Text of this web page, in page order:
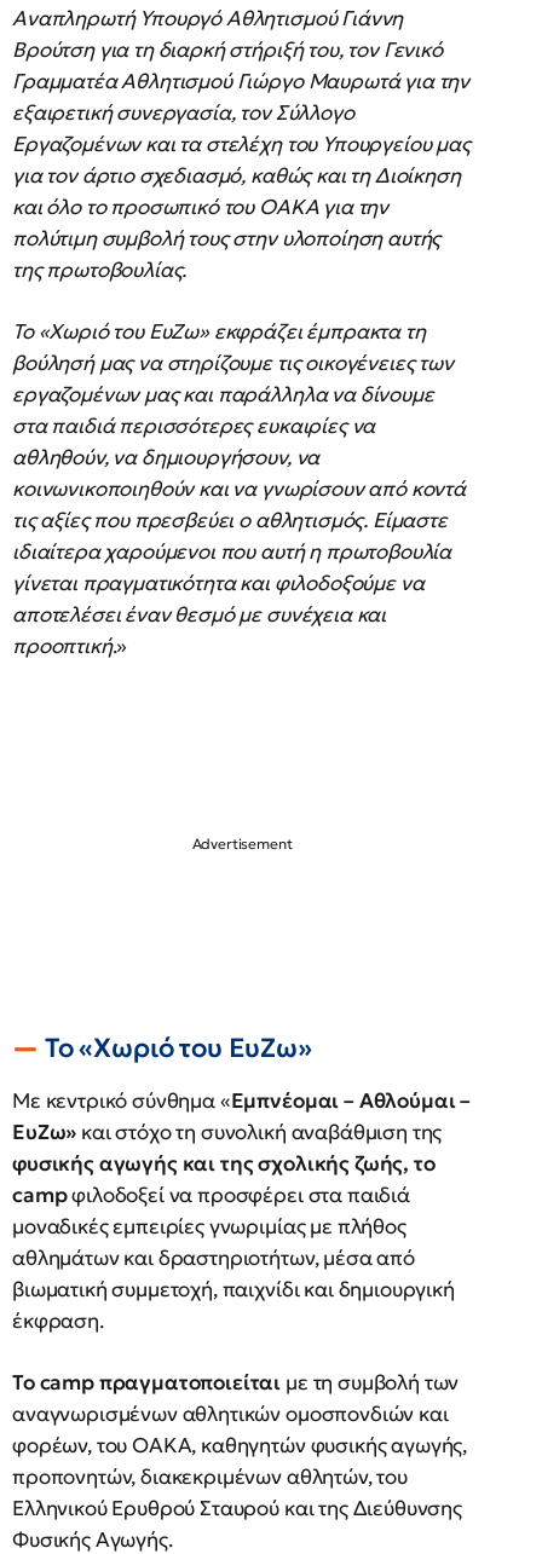
Αναπληρωτή Υπουργό Αθλητισμού Γιάννη
Βρούτση για τη διαρκή στήριξή του, τον Γενικό
Γραμματέα Αθλητισμού Γιώργο Μαυρωτά για την
εξαιρετική συνεργασία, τον Σύλλογο
Εργαζομένων και τα στελέχη του Υπουργείου μας
για τον άρτιο σχεδιασμό, καθώς και τη Διοίκηση
και όλο το προσωπικό του ΟΑΚΑ για την
πολύτιμη συμβολή τους στην υλοποίηση αυτής
της πρωτοβουλίας.
Το «Χωριό του ΕυΖω» εκφράζει έμπρακτα τη
βούλησή μας να στηρίζουμε τις οικογένειες των
εργαζομένων μας και παράλληλα να δίνουμε
στα παιδιά περισσότερες ευκαιρίες να
αθληθούν, να δημιουργήσουν, να
κοινωνικοποιηθούν και να γνωρίσουν από κοντά
τις αξίες που πρεσβεύει ο αθλητισμός. Είμαστε
ιδιαίτερα χαρούμενοι που αυτή η πρωτοβουλία
γίνεται πραγματικότητα και φιλοδοξούμε να
αποτελέσει έναν θεσμό με συνέχεια και
προοπτική.»
Το «Χωριό του ΕυΖω»
Με κεντρικό σύνθημα «Εμπνέομαι – Αθλούμαι –
ΕυΖω» και στόχο τη συνολική αναβάθμιση της
φυσικής αγωγής και της σχολικής ζωής, το
campφιλοδοξεί να προσφέρει στα παιδιά
μοναδικές εμπειρίες γνωριμίας με πλήθος
αθλημάτων και δραστηριοτήτων, μέσα από
βιωματική συμμετοχή, παιχνίδι και δημιουργική
έκφραση.
Το camp πραγματοποιείται με τη συμβολή των
αναγνωρισμένων αθλητικών ομοσπονδιών και
φορέων, του ΟΑΚΑ, καθηγητών φυσικής αγωγής,
προπονητών, διακεκριμένων αθλητών, του
Ελληνικού Ερυθρού Σταυρού και της Διεύθυνσης
Φυσικής Αγωγής.